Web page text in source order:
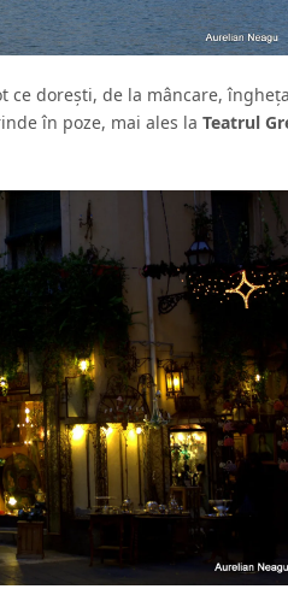
ce doreşti, de la mâncare,
în poze, mai ales la Teatrul